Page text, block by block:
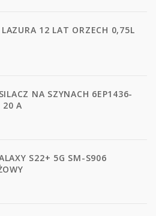
12 LAT ORZECH 0,75L
NA SZYNACH 6EP1436-
20 A
S22+ 5G SM-S906